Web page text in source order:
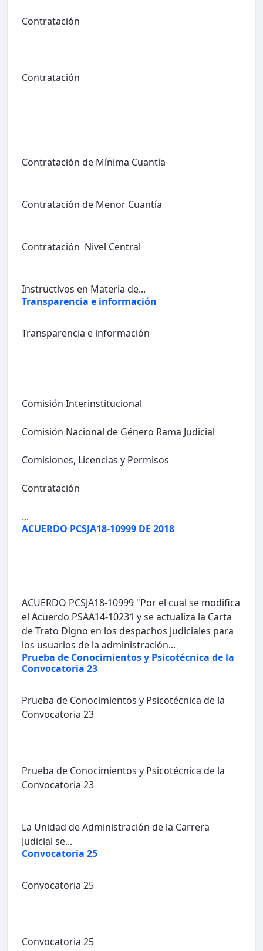
Contratación
Contratación
Contratación de Mínima Cuantía
Contratación de Menor Cuantía
Contratación Nivel Central
Instructivos en Materia de...
Transparencia e información
Transparencia e información
Comisión Interinstitucional
Comisión Nacional de Género Rama Judicial
Comisiones, Licencias y Permisos
Contratación
...
ACUERDO PCSJA18-10999 DE 2018
ACUERDO PCSJA18-10999 "Por el cual se modifica
el Acuerdo PSAA14-10231 y se actualiza la Carta
de Trato Digno en los despachos judiciales para
los usuarios de la administración...
Prueba de Conocimientos y Psicotécnica de la
Convocatoria 23
Prueba de Conocimientos y Psicotécnica de la
Convocatoria 23
Prueba de Conocimientos y Psicotécnica de la
Convocatoria 23
La Unidad de Administración de la Carrera
Judicial se...
Convocatoria 25
Convocatoria 25
Convocatoria 25